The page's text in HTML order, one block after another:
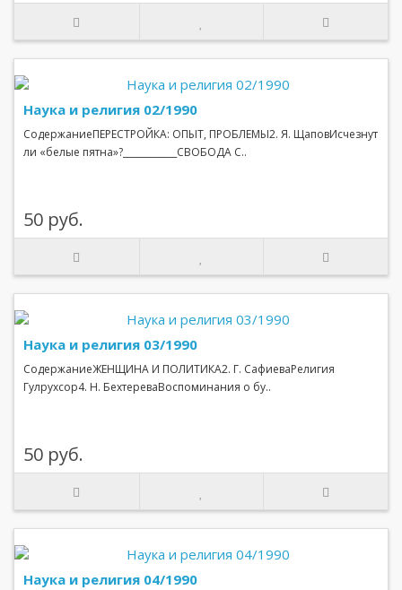
Наука и религия 02/1990
СодержаниеПЕРЕСТРОЙКА: ОПЫТ, ПРОБЛЕМЫ2. Я. ЩаповИсчезнут
ли «белые пятна»?____________СВОБОДА С..
50 руб.
Наука и религия 03/1990
СодержаниеЖЕНЩИНА И ПОЛИТИКА2. Г. СафиеваРелигия
Гулрухсор4. Н. БехтереваВоспоминания о бу..
50 руб.
Наука и религия 04/1990